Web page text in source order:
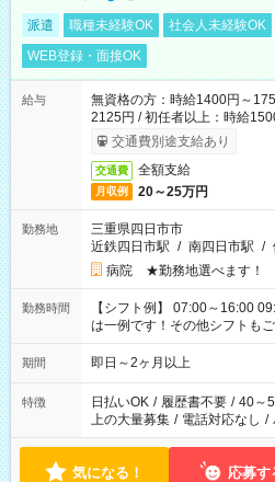
派遣 職種未経験OK 社会人未経験OK
WEB登録・面接OK
給与
無資格の方：時給1400円～
2125円 / 初任者以上：時給
交通費別途支給あり
交通費 全額支給
月収例 20～25万円
勤務地
三重県四日市市
近鉄四日市駅 / 南四日市駅 /
病院 ★勤務地選べます！
勤務時間
【シフト例】 07:00～16:00
は一例です！その他シフトも
期間 即日～2ヶ月以上
特徴 日払いOK / 履歴書不要 / 40～
上の大量募集 / 電話対応なし /
気になる！ 応募す